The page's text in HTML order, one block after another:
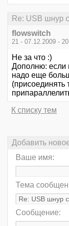
Re: USB шнур
flowswitch
21 - 07.12.2009 -
Не за что :)
Дополню: если
надо еще
(присоединять
К списку тем
Добавить
Ваше имя:
Тема
Сообщение: